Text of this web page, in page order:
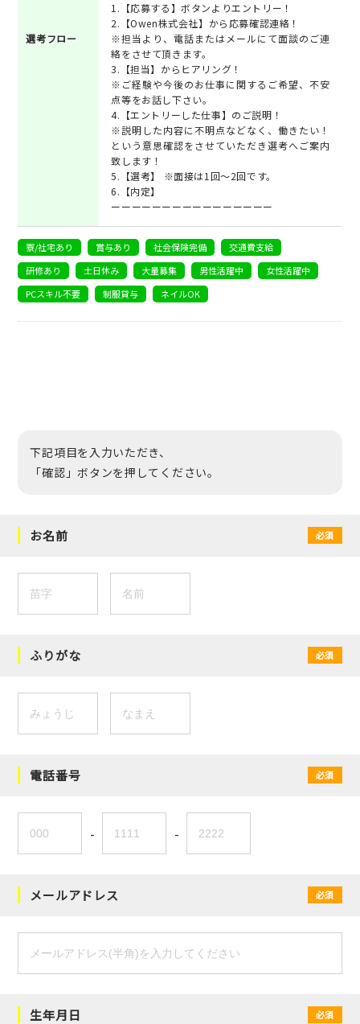
選考フロー
1.【応募する】ボタンよりエントリー！
2.【Owen株式会社】から応募確認連絡！
※担当より、電話またはメールにて面談のご連
絡をさせて頂きます。
3.【担当】からヒアリング！
※ご経験や今後のお仕事に関するご希望、不安
点等をお話し下さい。
4.【エントリーした仕事】のご説明！
※説明した内容に不明点などなく、働きたい！
という意思確認をさせていただき選考へご案内
致します！
5.【選考】 ※面接は1回～2回です。
6.【内定】
ーーーーーーーーーーーーーーーー
寮/社宅あり 賞与あり 社会保険完備
交通費支給
研修あり
土日休み 大量募集 男性活躍中
女性活躍中
PCスキル不要
制服貸与 ネイルOK
下記項目を入力いただき、
「確認」ボタンを押してください。
お名前 必須
ふりがな 必須
電話番号 必須
- -
メールアドレス 必須
生年月日 必須